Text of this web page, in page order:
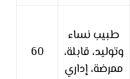
طبيب نساء
وتوليد، قابلة،
ممرضة، إداري
60